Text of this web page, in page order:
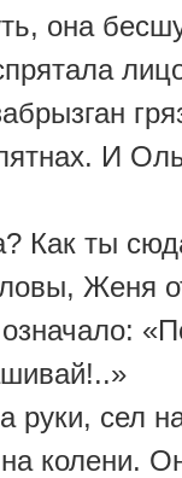
она
И
Как ты
Женя
руки, сел
колени.